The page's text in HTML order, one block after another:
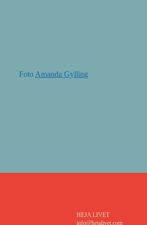
Foto Amanda Gylling
HEJA LIVET
info@hejalivet.com